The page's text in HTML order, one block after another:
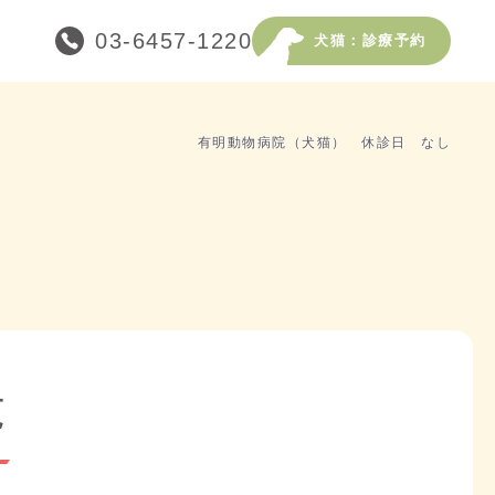
03-6457-1220 犬猫：診療予約
有明動物病院（犬猫） 休診日 なし